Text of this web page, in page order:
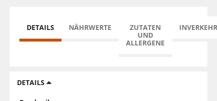
DETAILS NÄHRWERTE
ZUTATEN
UND
ALLERGENE
DETAILS